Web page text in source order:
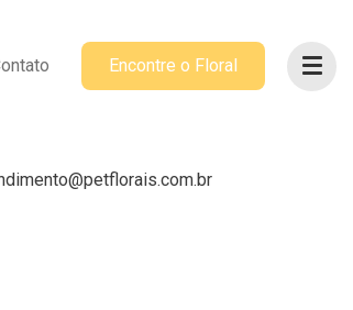
Encontre o Floral
NOS
@petflorais